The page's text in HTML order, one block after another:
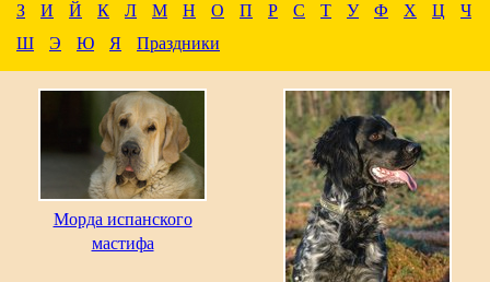
З
И Й К Л М Н О П Р С Т У Ф Х Ц
Ч
Ш
Э Ю Я Праздники
Морда испанского
мастифа